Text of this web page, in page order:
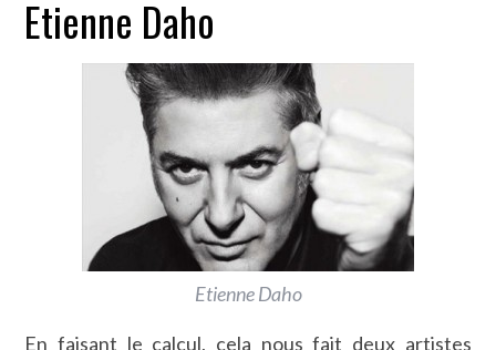
Etienne Daho
Etienne Daho
En faisant le calcul, cela nous fait deux artistes